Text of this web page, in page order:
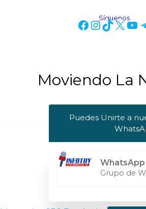
Síguenos
Moviendo La
Powered by Info Tuy
Puedes Unirte a
WhatsApp
Grupo de